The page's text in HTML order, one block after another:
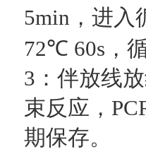
5min，进
72℃ 60s，
3：伴放线
束反应，
期保存。